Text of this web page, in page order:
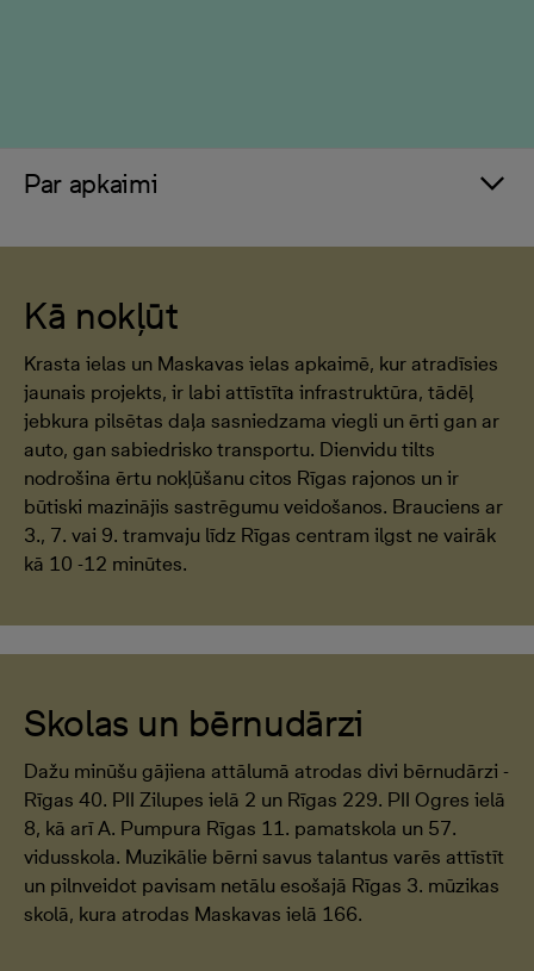
Par apkaimi
Kā nokļūt
Krasta ielas un Maskavas ielas apkaimē, kur atradīsies
jaunais projekts, ir labi attīstīta infrastruktūra, tādēļ
jebkura pilsētas daļa sasniedzama viegli un ērti gan ar
auto, gan sabiedrisko transportu. Dienvidu tilts
nodrošina ērtu nokļūšanu citos Rīgas rajonos un ir
būtiski mazinājis sastrēgumu veidošanos. Brauciens ar
3., 7. vai 9. tramvaju līdz Rīgas centram ilgst ne vairāk
kā 10 -12 minūtes.
Skolas un bērnudārzi
Dažu minūšu gājiena attālumā atrodas divi bērnudārzi -
Rīgas 40. PII Zilupes ielā 2 un Rīgas 229. PII Ogres ielā
8, kā arī A. Pumpura Rīgas 11. pamatskola un 57.
vidusskola. Muzikālie bērni savus talantus varēs attīstīt
un pilnveidot pavisam netālu esošajā Rīgas 3. mūzikas
skolā, kura atrodas Maskavas ielā 166.